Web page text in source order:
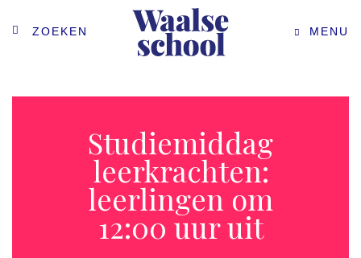
ZOEKEN MENU
Studiemiddag
leerkrachten:
leerlingen om
12:00 uur uit